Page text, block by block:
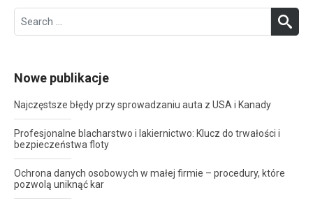
Search
for:
Nowe publikacje
Najczęstsze błędy przy sprowadzaniu auta z USA i Kanady
Profesjonalne blacharstwo i lakiernictwo: Klucz do trwałości i
bezpieczeństwa floty
Ochrona danych osobowych w małej firmie – procedury, które
pozwolą uniknąć kar